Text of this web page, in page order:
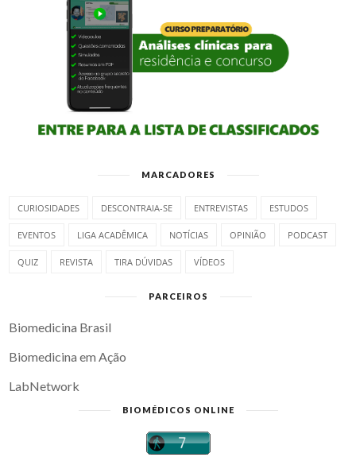
MARCADORES
CURIOSIDADES DESCONTRAIA-SE ENTREVISTAS ESTUDOS
EVENTOS LIGA ACADÊMICA NOTÍCIAS OPINIÃO PODCAST
QUIZ REVISTA TIRA DÚVIDAS VÍDEOS
PARCEIROS
Biomedicina Brasil
Biomedicina em Ação
LabNetwork
BIOMÉDICOS ONLINE